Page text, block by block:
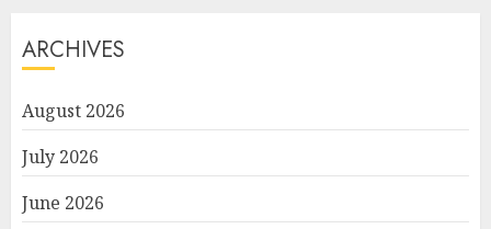
ARCHIVES
August 2026
July 2026
June 2026